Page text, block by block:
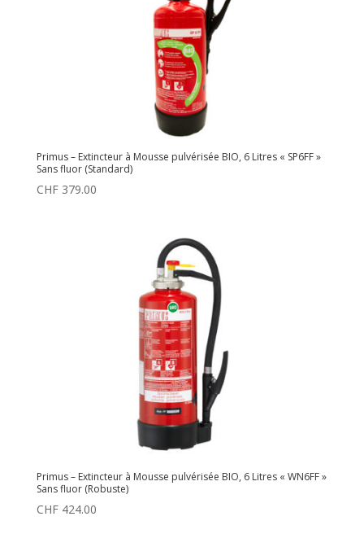
Primus – Extincteur à Mousse pulvérisée BIO, 6 Litres « SP6FF »
Sans fluor (Standard)
CHF379.00
Primus – Extincteur à Mousse pulvérisée BIO, 6 Litres « WN6FF »
Sans fluor (Robuste)
CHF424.00